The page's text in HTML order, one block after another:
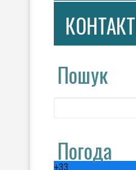
Пошук
Погода
+33